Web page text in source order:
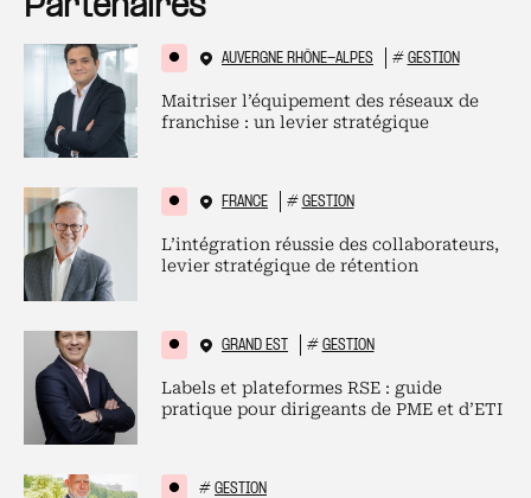
Partenaires
AUVERGNE RHÔNE-ALPES # GESTION
Maitriser l’équipement des réseaux de
franchise : un levier stratégique
FRANCE # GESTION
L’intégration réussie des collaborateurs,
levier stratégique de rétention
GRAND EST # GESTION
Labels et plateformes RSE : guide
pratique pour dirigeants de PME et d’ETI
# GESTION